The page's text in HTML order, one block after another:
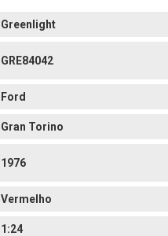
Greenlight
GRE84042
Ford
Gran Torino
1976
Vermelho
1:24